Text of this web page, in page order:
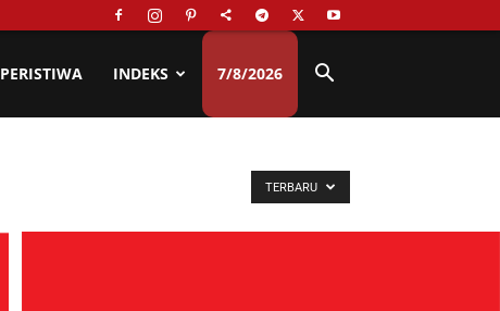
PERISTIWA INDEKS 7/8/2026
TERBARU